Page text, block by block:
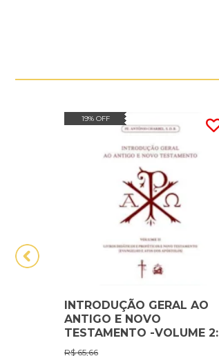
19% OFF
INTRODUÇÃO GERAL AO
ANTIGO E NOVO
TESTAMENTO -VOLUME 2:
LIVROS DIDÁTICOS E
R$ 65,66